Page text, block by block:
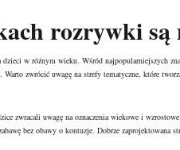
rozrywki są
w różnym wieku. Wśród najpopularniejszych
zwrócić uwagę na strefy tematyczne, które
zwracali uwagę na oznaczenia wiekowe i
bez obawy o kontuzje. Dobrze zaprojektowana